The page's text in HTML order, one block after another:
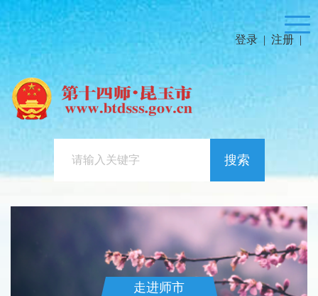
登录 | 注册 |
搜索
走进师市